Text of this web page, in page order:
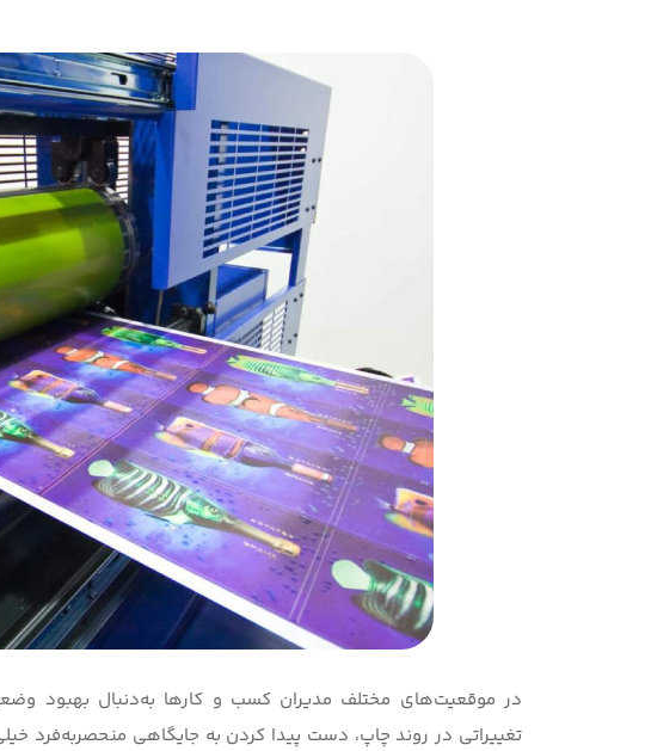
در موقعیت‌های مختلف مدیران کسب و کارها به‌دنبال بهبود
تغییراتی در روند چاپ، دست پیدا کردن به جایگاهی منحصربه‌فرد